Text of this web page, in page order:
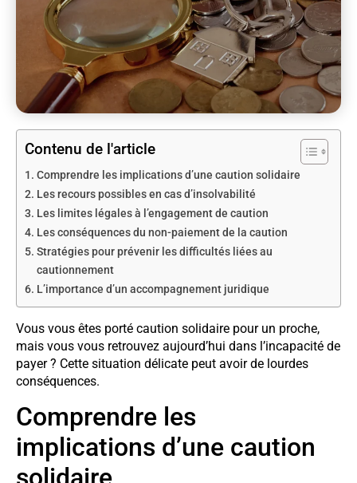
Contenu de l'article
Comprendre les implications d’une caution solidaire
Les recours possibles en cas d’insolvabilité
Les limites légales à l’engagement de caution
Les conséquences du non-paiement de la caution
Stratégies pour prévenir les difficultés liées au
cautionnement
L’importance d’un accompagnement juridique
Vous vous êtes porté caution solidaire pour un proche,
mais vous vous retrouvez aujourd’hui dans l’incapacité de
payer ? Cette situation délicate peut avoir de lourdes
conséquences.
Comprendre les
implications d’une caution